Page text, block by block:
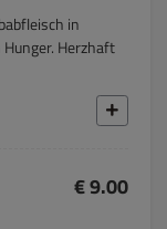
in
Herzhaft
€ 9.00